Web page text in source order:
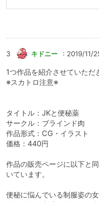
3 キドニー : 2019/11/
1つ作品を紹介させていただ
※スカトロ注意※
タイトル：JKと便秘薬
サークル：ブラインド肉
作品形式：CG・イラスト
価格：440円
作品の販売ページに以下と
いています。
便秘に悩んでいる制服姿の